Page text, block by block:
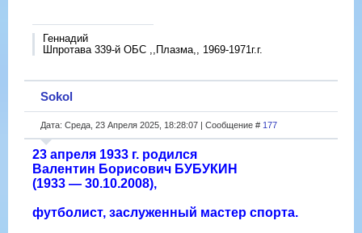
Геннадий
Шпротава 339-й ОБС ,,Плазма,, 1969-1971г.г.
Sokol
Дата: Среда, 23 Апреля 2025, 18:28:07 | Сообщение # 177
23 апреля 1933 г. родился
Валентин Борисович БУБУКИН
(1933 — 30.10.2008),
футболист, заслуженный мастер спорта.